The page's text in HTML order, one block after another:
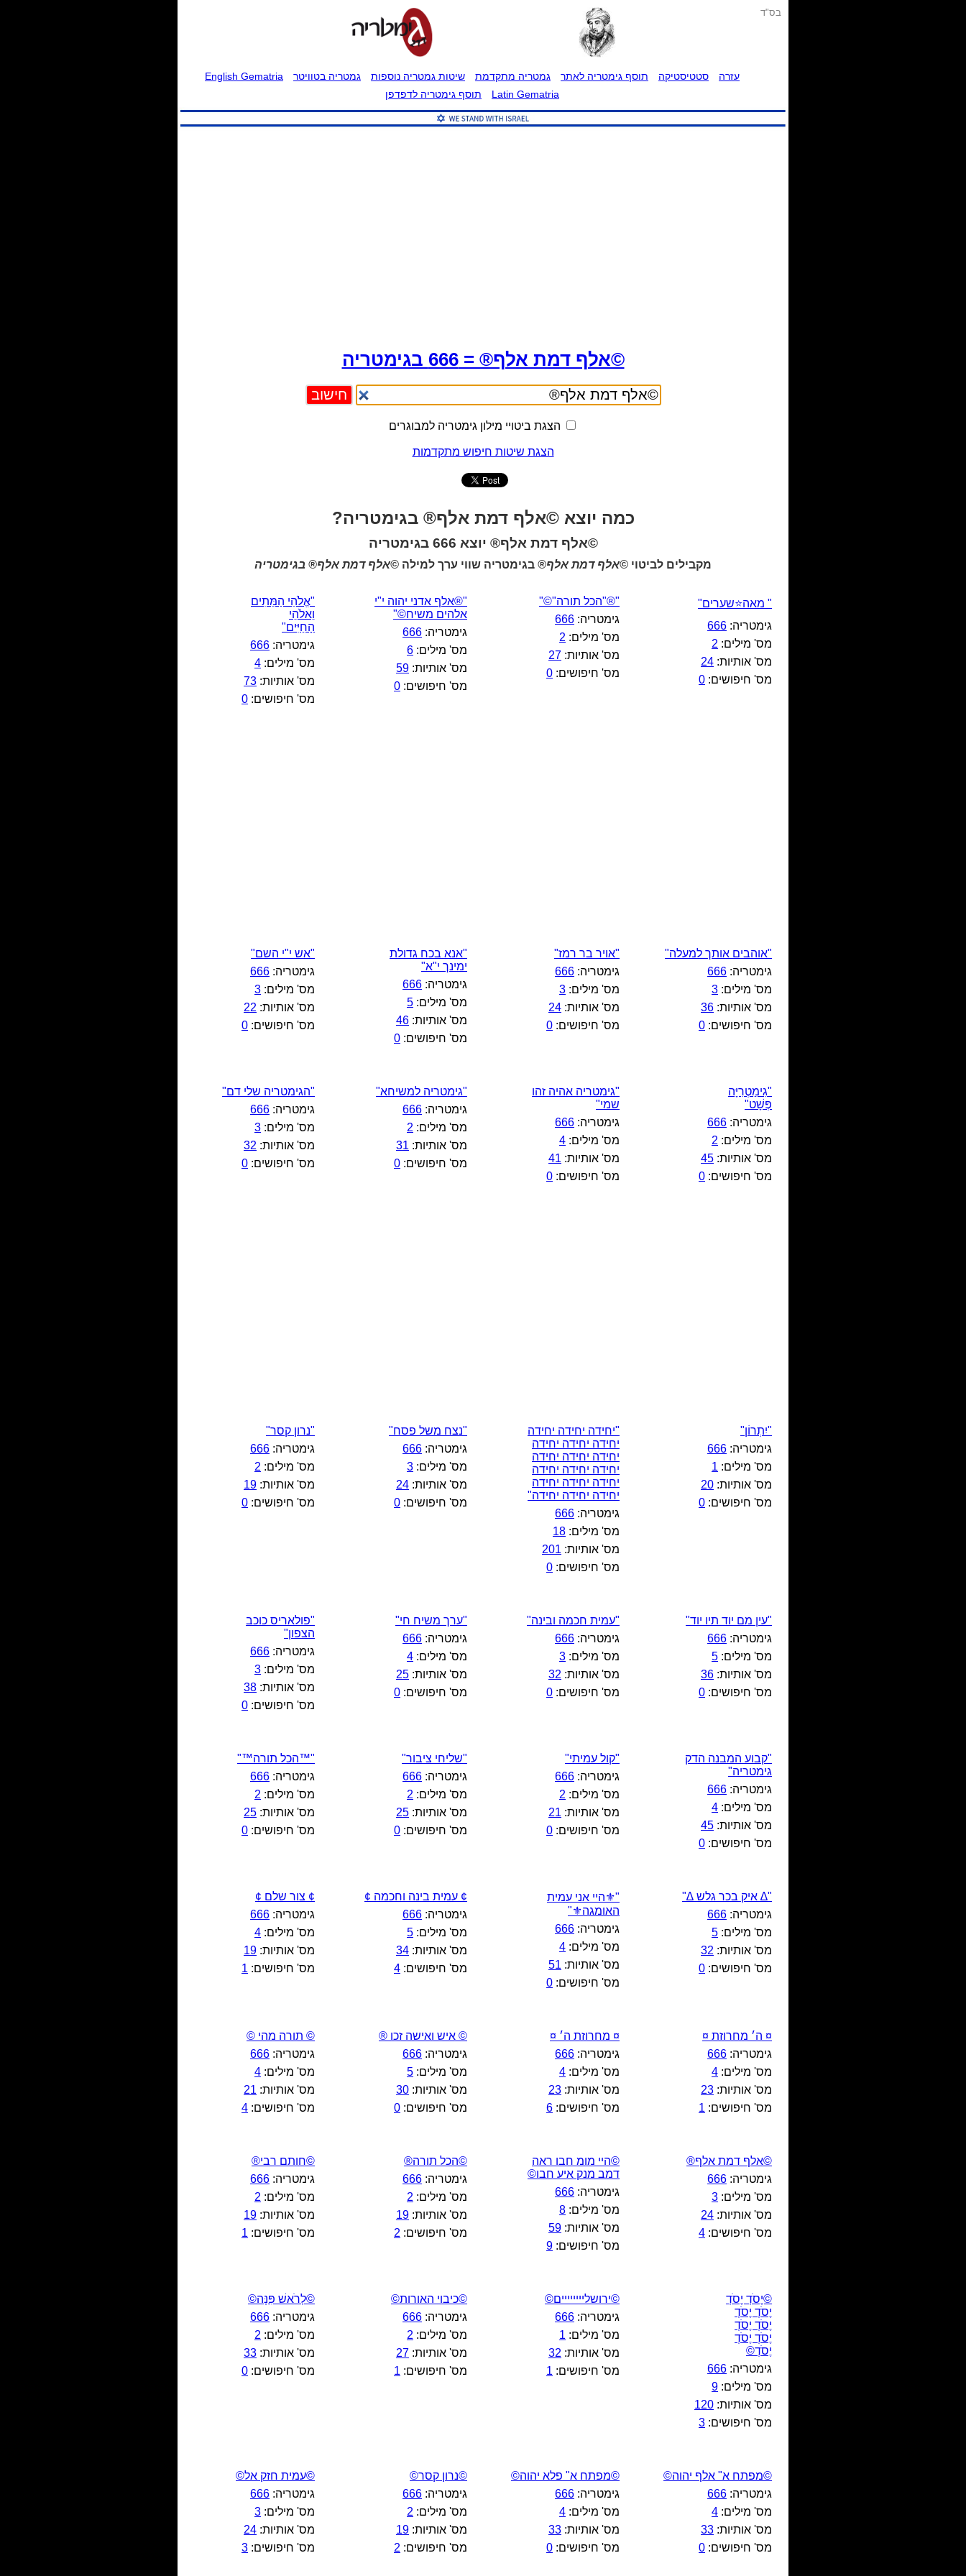
בס"ד
עזרה סטטיסטיקה תוסף גימטריה לאתר גמטריה מתקדמת שיטות גמטריה נוספות גמטריה בטוויטר
English Gematria
Latin Gematria
תוסף גימטריה לדפדפן
©אלף דמת אלף® = 666 בגימטריה
הצגת ביטויי מילון גימטריה למבוגרים
הצגת שיטות חיפוש מתקדמות
כמה יוצא ©אלף דמת אלף® בגימטריה?
©אלף דמת אלף® יוצא 666 בגימטריה
מקבילים לביטוי ©אלף דמת אלף® בגימטריה שווי ערך למילה ©אלף דמת אלף® בגימטריה
" מאה⭐שערים"
גימטריה: 666
מס' מילים: 2
מס' אותיות: 24
מס' חיפושים: 0
"®"הכל תורה"©"
גימטריה: 666
מס' מילים: 2
מס' אותיות: 27
מס' חיפושים: 0
"®אלף אדני יהוה י"י
אלהים משיח©"
גימטריה: 666
מס' מילים: 6
מס' אותיות: 59
מס' חיפושים: 0
"אֱלֹהֵי הַמֵּתִים
וֵאלֹהֵי
הָחַיִּים"
גימטריה: 666
מס' מילים: 4
מס' אותיות: 73
מס' חיפושים: 0
"אוהבים אותך למעלה"
גימטריה: 666
מס' מילים: 3
מס' אותיות: 36
מס' חיפושים: 0
"אויר בר רמז"
גימטריה: 666
מס' מילים: 3
מס' אותיות: 24
מס' חיפושים: 0
"אנא בכח גדולת
ימינך י"א"
גימטריה: 666
מס' מילים: 5
מס' אותיות: 46
מס' חיפושים: 0
"אש י"י השם"
גימטריה: 666
מס' מילים: 3
מס' אותיות: 22
מס' חיפושים: 0
"גִימַטְרִיָּה
פְּשָׁט"
גימטריה: 666
מס' מילים: 2
מס' אותיות: 45
מס' חיפושים: 0
"גימטריה אהיה זהו
שמי"
גימטריה: 666
מס' מילים: 4
מס' אותיות: 41
מס' חיפושים: 0
"גימטריה למשיחא"
גימטריה: 666
מס' מילים: 2
מס' אותיות: 31
מס' חיפושים: 0
"הגימטריה שלי דם"
גימטריה: 666
מס' מילים: 3
מס' אותיות: 32
מס' חיפושים: 0
"יִתְרוֹן"
גימטריה: 666
מס' מילים: 1
מס' אותיות: 20
מס' חיפושים: 0
"יחידה יחידה יחידה
יחידה יחידה יחידה
יחידה יחידה יחידה
יחידה יחידה יחידה
יחידה יחידה יחידה
יחידה יחידה יחידה"
גימטריה: 666
מס' מילים: 18
מס' אותיות: 201
מס' חיפושים: 0
"נצח משל פסח"
גימטריה: 666
מס' מילים: 3
מס' אותיות: 24
מס' חיפושים: 0
"נרון קסר"
גימטריה: 666
מס' מילים: 2
מס' אותיות: 19
מס' חיפושים: 0
"עין מם יוד תיו יוד"
גימטריה: 666
מס' מילים: 5
מס' אותיות: 36
מס' חיפושים: 0
"עמית חכמה ובינה"
גימטריה: 666
מס' מילים: 3
מס' אותיות: 32
מס' חיפושים: 0
"ערך משיח חי"
גימטריה: 666
מס' מילים: 4
מס' אותיות: 25
מס' חיפושים: 0
"פולאריס כוכב
הצפון"
גימטריה: 666
מס' מילים: 3
מס' אותיות: 38
מס' חיפושים: 0
"קבוע המבנה הדק
גימטריה"
גימטריה: 666
מס' מילים: 4
מס' אותיות: 45
מס' חיפושים: 0
"קול עמיתי"
גימטריה: 666
מס' מילים: 2
מס' אותיות: 21
מס' חיפושים: 0
"שליחי ציבור"
גימטריה: 666
מס' מילים: 2
מס' אותיות: 25
מס' חיפושים: 0
"™הכל תורה™"
גימטריה: 666
מס' מילים: 2
מס' אותיות: 25
מס' חיפושים: 0
"∆ איק בכר גלש ∆"
גימטריה: 666
מס' מילים: 5
מס' אותיות: 32
מס' חיפושים: 0
"⚜️היי אני עמית
האומגה⚜️"
גימטריה: 666
מס' מילים: 4
מס' אותיות: 51
מס' חיפושים: 0
¢ עמית בינה וחכמה ¢
גימטריה: 666
מס' מילים: 5
מס' אותיות: 34
מס' חיפושים: 4
¢ צור שלם ¢
גימטריה: 666
מס' מילים: 4
מס' אותיות: 19
מס' חיפושים: 1
¤ ה׳ מחרוזת ¤
גימטריה: 666
מס' מילים: 4
מס' אותיות: 23
מס' חיפושים: 1
¤ מחרוזת ה׳ ¤
גימטריה: 666
מס' מילים: 4
מס' אותיות: 23
מס' חיפושים: 6
© איש ואישה זכו ®
גימטריה: 666
מס' מילים: 5
מס' אותיות: 30
מס' חיפושים: 0
© תורה מהי ©
גימטריה: 666
מס' מילים: 4
מס' אותיות: 21
מס' חיפושים: 4
©אלף דמת אלף®
גימטריה: 666
מס' מילים: 3
מס' אותיות: 24
מס' חיפושים: 4
©היי מומ חבו ראה
דמב מנק איע חבו©
גימטריה: 666
מס' מילים: 8
מס' אותיות: 59
מס' חיפושים: 9
©הכל תורה®
גימטריה: 666
מס' מילים: 2
מס' אותיות: 19
מס' חיפושים: 2
©חותם רבי®
גימטריה: 666
מס' מילים: 2
מס' אותיות: 19
מס' חיפושים: 1
©יֶסֹדְ יֶסֹדְ
יֶסֹדְ יֶסֹדְ
יֶסֹדְ יֶסֹדְ
יֶסֹדְ יֶסֹדְ
יֶסֹדְ©
גימטריה: 666
מס' מילים: 9
מס' אותיות: 120
מס' חיפושים: 3
©ירושליייייייים©
גימטריה: 666
מס' מילים: 1
מס' אותיות: 32
מס' חיפושים: 1
©כיבוי האורות©
גימטריה: 666
מס' מילים: 2
מס' אותיות: 27
מס' חיפושים: 1
©לְרֹאשׁ פִּנָּה©
גימטריה: 666
מס' מילים: 2
מס' אותיות: 33
מס' חיפושים: 0
©מפתח א" אלף יהוה©
גימטריה: 666
מס' מילים: 4
מס' אותיות: 33
מס' חיפושים: 0
©מפתח א" פלא יהוה©
גימטריה: 666
מס' מילים: 4
מס' אותיות: 33
מס' חיפושים: 0
©נרון קסר©
גימטריה: 666
מס' מילים: 2
מס' אותיות: 19
מס' חיפושים: 2
©עמית חזק אל©
גימטריה: 666
מס' מילים: 3
מס' אותיות: 24
מס' חיפושים: 3